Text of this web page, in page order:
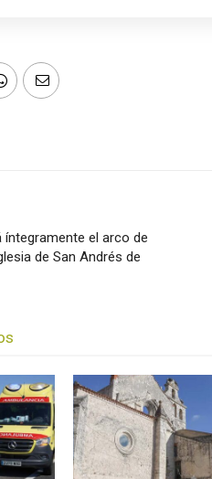
íntegramente el arco de
de San Andrés de